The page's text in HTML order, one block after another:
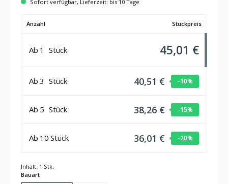
Sofort verfügbar, Lieferzeit: bis 10 Tage
Anzahl Stückpreis
Ab 1 Stück 45,01 €
Ab 3 Stück 40,51 € -10%
Ab 5 Stück 38,26 € -15%
Ab 10 Stück 36,01 € -20%
Inhalt: 1 Stk.
Bauartauswählen